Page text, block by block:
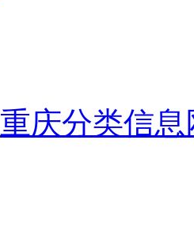
重庆分类信息